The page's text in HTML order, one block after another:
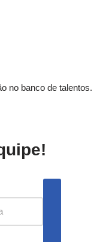
no banco de talentos.